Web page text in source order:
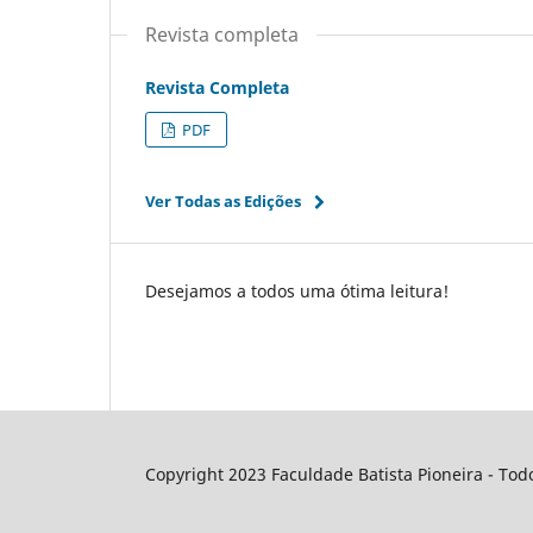
Revista completa
Revista Completa
PDF
Ver Todas as Edições
Desejamos a todos uma ótima leitura!
Copyright 2023 Faculdade Batista Pioneira -